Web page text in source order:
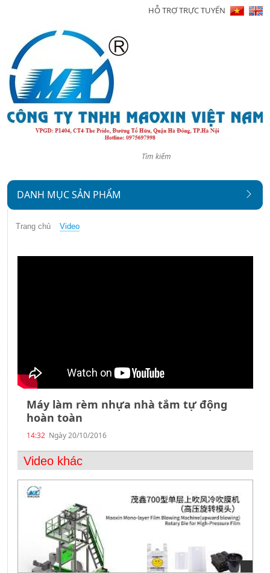
HỖ TRỢ TRỰC TUYẾN
Giới
thiệu
Sản
tức
Hình
ảnh
Video
Liên
hệ
DANH MỤC SẢN PHẨM
Trang chủ Video
Máy làm rèm nhựa nhà tắm tự động
hoàn toàn
14:32 Ngày 20/10/2016
Video khác